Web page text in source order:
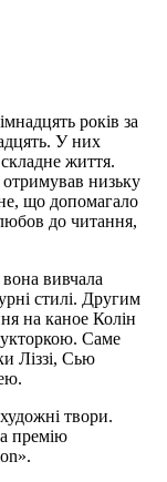
років за
У них
життя.
низьку
що допомагало
до читання,
вивчала
стилі. Другим
на каное Колін
Саме
Ліззі, Сью
твори.
премію